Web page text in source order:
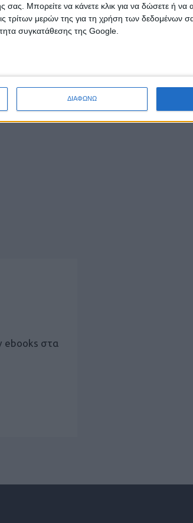
Μπορείτε να κάνετε κλικ για να δώσετε ή να
τρίτων μερών της για τη χρήση των δεδομένων
συγκατάθεσης της Google.
ΔΙΑΦΩΝΩ
ebooks στα